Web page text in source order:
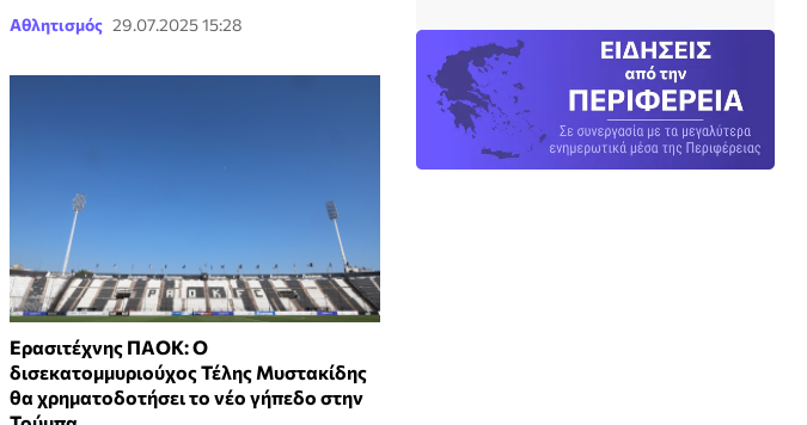
Αθλητισμός 29.07.2025 15:28
Ερασιτέχνης ΠΑΟΚ: Ο
δισεκατομμυριούχος Τέλης Μυστακίδης
θα χρηματοδοτήσει το νέο γήπεδο στην